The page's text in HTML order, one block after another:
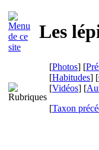
Les
[Photos] [
[Habitudes] [
[Vidéos] [
[Taxon